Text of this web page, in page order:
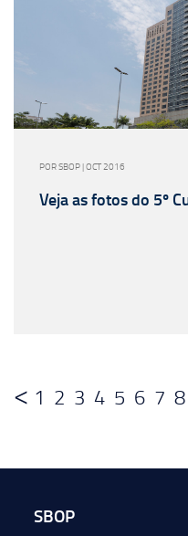
POR SBOP | OCT 2016
Veja as fotos do 5º
1 2 3 4 5 6 7 8
SBOP